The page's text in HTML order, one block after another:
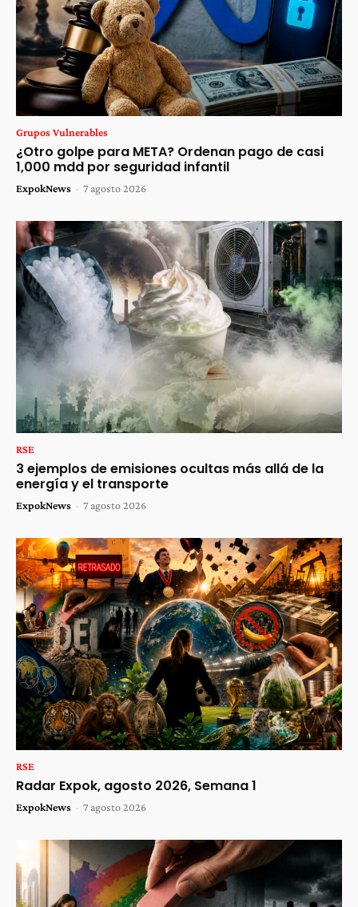
Grupos Vulnerables
¿Otro golpe para META? Ordenan pago de casi
1,000 mdd por seguridad infantil
ExpokNews - 7 agosto 2026
RSE
3 ejemplos de emisiones ocultas más allá de la
energía y el transporte
ExpokNews - 7 agosto 2026
RSE
Radar Expok, agosto 2026, Semana 1
ExpokNews - 7 agosto 2026